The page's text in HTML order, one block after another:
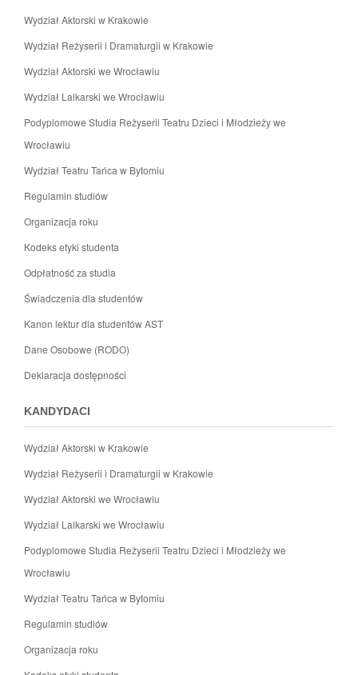
Wydział Aktorski w Krakowie
Wydział Reżyserii i Dramaturgii w Krakowie
Wydział Aktorski we Wrocławiu
Wydział Lalkarski we Wrocławiu
Podyplomowe Studia Reżyserii Teatru Dzieci i Młodzieży we
Wrocławiu
Wydział Teatru Tańca w Bytomiu
Regulamin studiów
Organizacja roku
Kodeks etyki studenta
Odpłatność za studia
Świadczenia dla studentów
Kanon lektur dla studentów AST
Dane Osobowe (RODO)
Deklaracja dostępności
KANDYDACI
Wydział Aktorski w Krakowie
Wydział Reżyserii i Dramaturgii w Krakowie
Wydział Aktorski we Wrocławiu
Wydział Lalkarski we Wrocławiu
Podyplomowe Studia Reżyserii Teatru Dzieci i Młodzieży we
Wrocławiu
Wydział Teatru Tańca w Bytomiu
Regulamin studiów
Organizacja roku